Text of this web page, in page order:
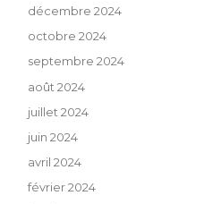
décembre 2024
octobre 2024
septembre 2024
août 2024
juillet 2024
juin 2024
avril 2024
février 2024